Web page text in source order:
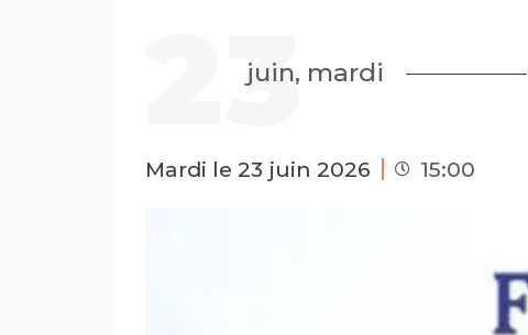
23
juin, mardi
Mardi le 23 juin 2026 15:00